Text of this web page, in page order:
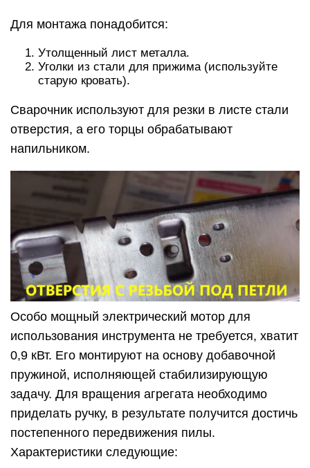
Для монтажа понадобится:
Утолщенный лист металла.
Уголки из стали для прижима (используйте
старую кровать).
Сварочник используют для резки в листе стали
отверстия, а его торцы обрабатывают
напильником.
Особо мощный электрический мотор для
использования инструмента не требуется, хватит
0,9 кВт. Его монтируют на основу добавочной
пружиной, исполняющей стабилизирующую
задачу. Для вращения агрегата необходимо
приделать ручку, в результате получится достичь
постепенного передвижения пилы.
Характеристики следующие: